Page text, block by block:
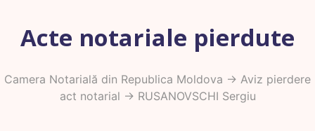
Acte notariale pierdute
Camera Notarială din Republica Moldova -> Aviz pierdere
act notarial -> RUSANOVSCHI Sergiu